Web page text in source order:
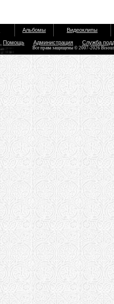
Альбомы Видеоклипы
Помощь Администрация Служба
Все права защищены © 2007-2026